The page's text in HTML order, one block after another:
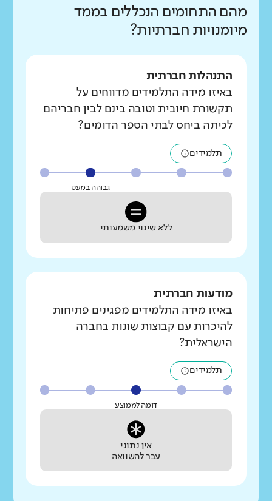
מהם התחומים הנכללים בממד
מיומנויות חברתיות?
התנהלות חברתית
באיזו מידה התלמידים מדווחים על
תקשורת חיובית וטובה בינם לבין חבריהם
לכיתה ביחס לבתי הספר הדומים?
תלמידים
גבוהה במעט
ללא שינוי משמעותי
מודעות חברתית
באיזו מידה התלמידים מפגינים פתיחות
להיכרות עם קבוצות שונות בחברה
הישראלית?
תלמידים
דומה לממוצע
אין נתוני
עבר להשוואה